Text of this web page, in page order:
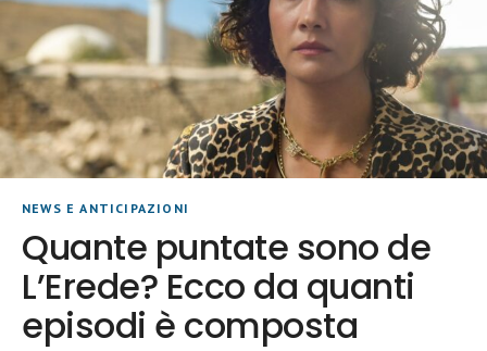
NEWS E ANTICIPAZIONI
Quante puntate sono de
L’Erede? Ecco da quanti
episodi è composta